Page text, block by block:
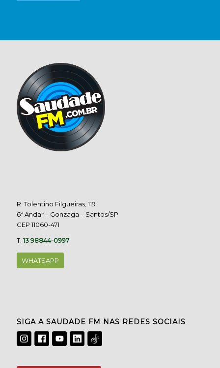
R. Tolentino Filgueiras, 119
6º Andar – Gonzaga – Santos/SP
CEP 11060-471
T.13 98844-0997
WHATSAPP
SIGA A SAUDADE FM NAS REDES SOCIAIS